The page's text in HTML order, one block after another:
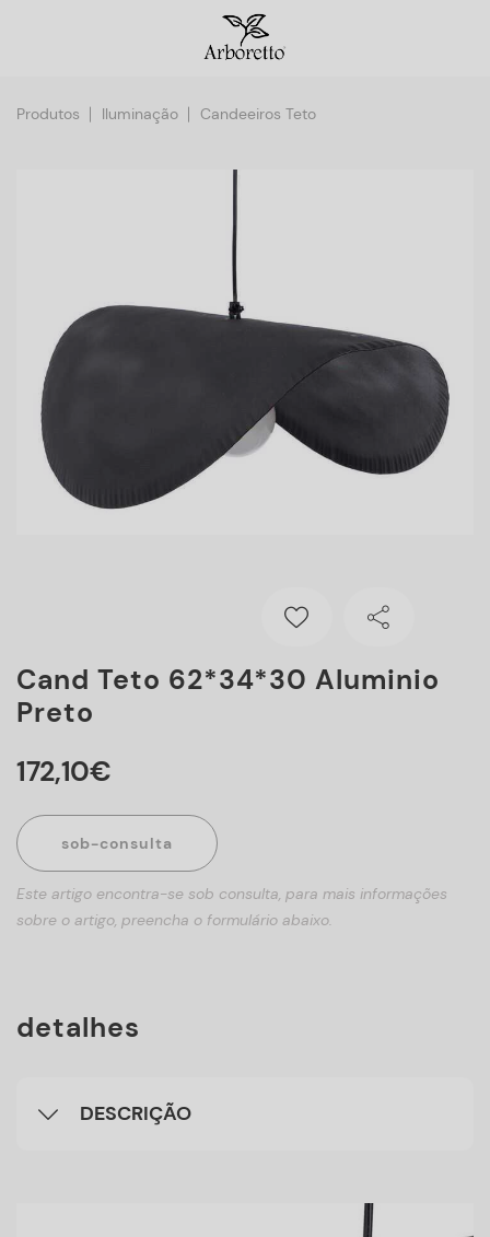
Produtos Iluminação Candeeiros Teto
Cand Teto 62*34*30 Aluminio
Preto
172,10€
sob-consulta
Este artigo encontra-se sob consulta, para mais informações
sobre o artigo, preencha o formulário abaixo.
detalhes
DESCRIÇÃO